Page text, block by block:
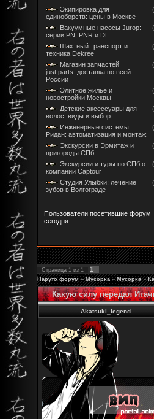
Экипировка для
единоборств: цены в Москве
Вакуумные насосы Jurop:
серии PN, PNR и DL
Шахтный транспорт и
техника Dekree
Магазин запчастей
just.parts: доставка по всей
России
Элитное жилье и
новостройки Москвы
Детские аксессуары для
волос: виды и выбор
Инженерные системы
Ридан: автоматизация и монтаж
Экскурсии в Эрмитаж и
пригороды СПб
Экскурсии и туры по СПб от
компании Captour
Студия Улыбки: лечение
зубов в Волгограде
Пользователи посетившие форум
сегодня:
Страница 1 из 1 1
Наруто форум » Мусорка » Мусорка »
Какую силу передал
Akatsuki_legend